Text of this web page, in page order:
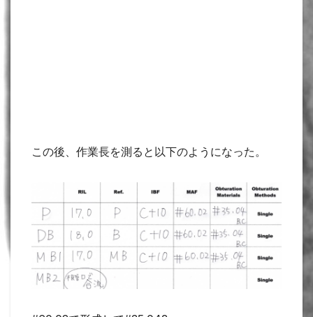
この後、作業長を測ると以下のようになった。